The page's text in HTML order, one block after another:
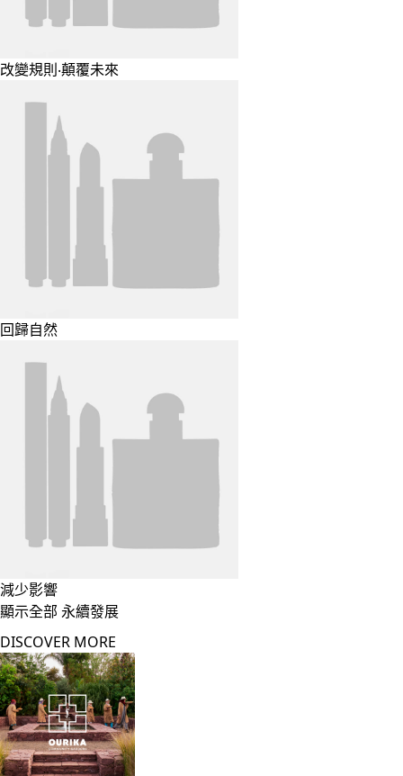
改變規則‧顛覆未來
回歸自然
減少影響
顯示全部 永續發展
DISCOVER MORE